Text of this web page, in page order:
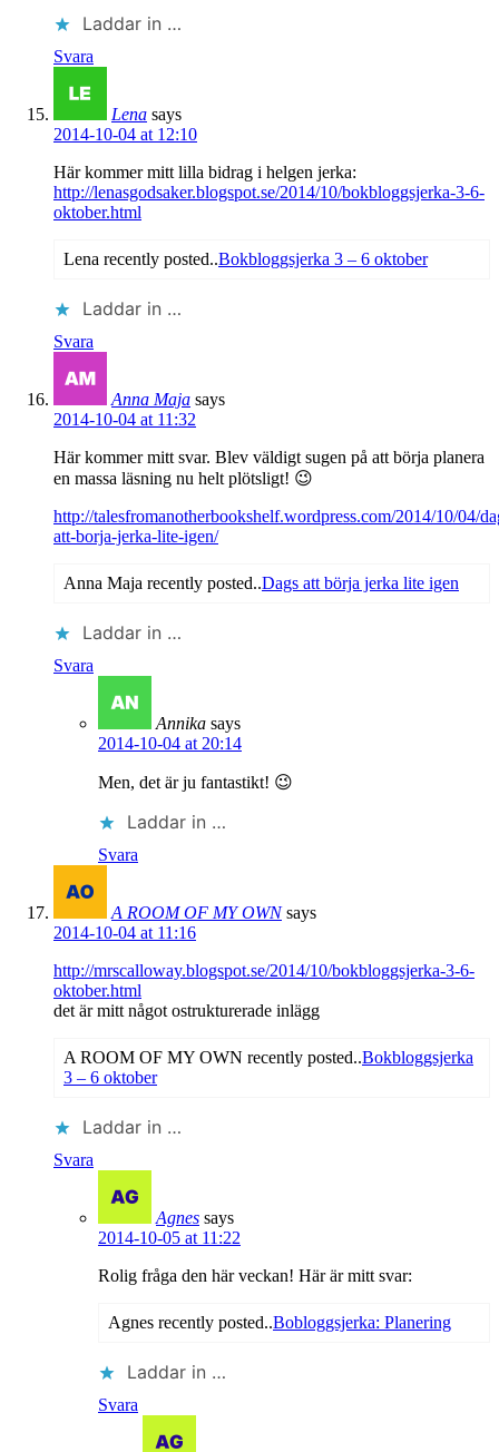
Laddar in …
Svara
Lena says
2014-10-04 at 12:10
Här kommer mitt lilla bidrag i helgen jerka:
http://lenasgodsaker.blogspot.se/2014/10/bokbloggsjerka-3-6-
oktober.html
Lena recently posted..Bokbloggsjerka 3 – 6 oktober
Laddar in …
Svara
Anna Maja says
2014-10-04 at 11:32
Här kommer mitt svar. Blev väldigt sugen på att börja planera
en massa läsning nu helt plötsligt! 😉
http://talesfromanotherbookshelf.wordpress.com/2014/10/04/
att-borja-jerka-lite-igen/
Anna Maja recently posted..Dags att börja jerka lite igen
Laddar in …
Svara
Annika says
2014-10-04 at 20:14
Men, det är ju fantastikt! 😉
Laddar in …
Svara
A ROOM OF MY OWN says
2014-10-04 at 11:16
http://mrscalloway.blogspot.se/2014/10/bokbloggsjerka-3-6-
oktober.html
det är mitt något ostrukturerade inlägg
A ROOM OF MY OWN recently posted..Bokbloggsjerka
3 – 6 oktober
Laddar in …
Svara
Agnes says
2014-10-05 at 11:22
Rolig fråga den här veckan! Här är mitt svar:
Agnes recently posted..Bobloggsjerka: Planering
Laddar in …
Svara